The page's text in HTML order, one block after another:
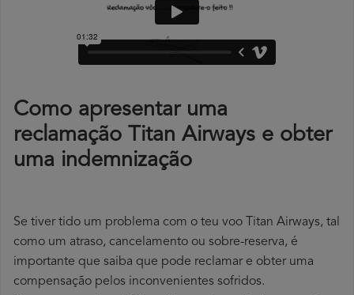
Como apresentar uma
reclamação Titan Airways e obter
uma indemnização
Se tiver tido um problema com o teu voo Titan Airways, tal
como um atraso, cancelamento ou sobre-reserva, é
importante que saiba que pode reclamar e obter uma
compensação pelos inconvenientes sofridos.